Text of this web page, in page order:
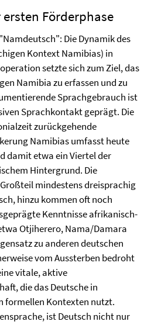
Förderphase
Die Dynamik des
Kontext Namibias) in
setzte sich zum Ziel, das
Namibia zu erfassen und zu
Sprachgebrauch ist
Sprachkontakt geprägt. Die
zurückgehende
Namibias umfasst heute
damit etwa ein Viertel der
Hintergrund. Die
mindestens dreisprachig
hinzu kommen oft noch
Kenntnisse afrikanisch-
Otjiherero, Nama/Damara
zu anderen deutschen
vom Aussterben bedroht
vitale, aktive
die das Deutsche in
formellen Kontexten nutzt.
ist Deutsch nicht nur